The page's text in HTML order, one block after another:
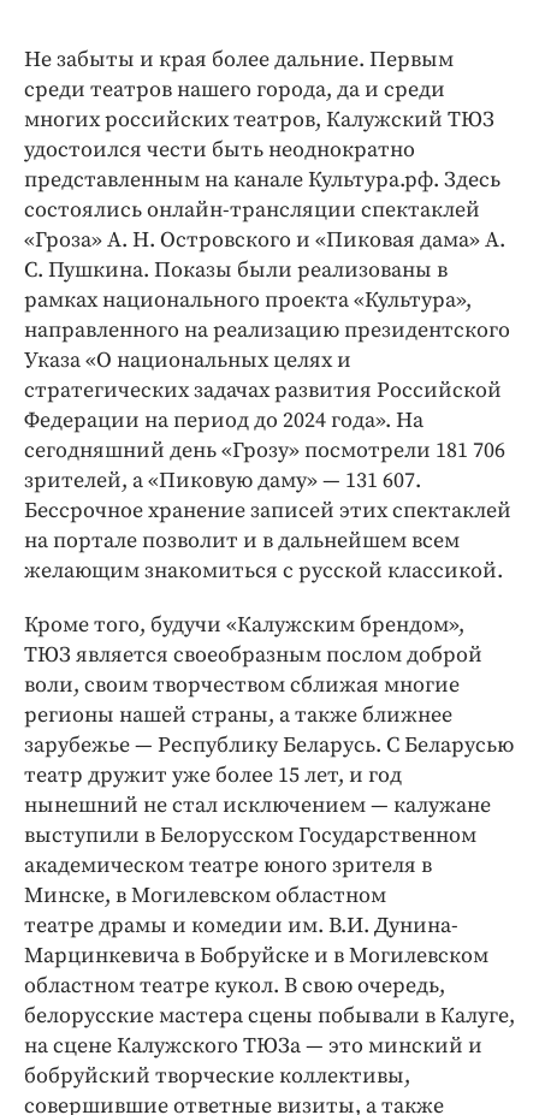
Не забыты и края более дальние. Первым
среди театров нашего города, да и среди
многих российских театров, Калужский ТЮЗ
удостоился чести быть неоднократно
представленным на канале Культура.рф. Здесь
состоялись онлайн-­трансляции спектаклей
«Гроза» А. Н. Островского и «Пиковая дама» А.
С. Пушкина. Показы были реализованы в
рамках национального проекта «Культура»,
направленного на реализацию президентского
Указа «О национальных целях и
стратегических задачах развития Российской
Федерации на период до 2024 года». На
сегодняшний день «Грозу» посмотрели 181 706
зрителей, а «Пиковую даму» — ​131 607.
Бессрочное хранение записей этих спектаклей
на портале позволит и в дальнейшем всем
желающим знакомиться с русской классикой.
Кроме того, будучи «Калужским брендом»,
ТЮЗ является своеобразным послом доброй
воли, своим творчеством сближая многие
регионы нашей страны, а также ближнее
зарубежье — ​Республику Беларусь. С Беларусью
театр дружит уже более 15 лет, и год
нынешний не стал исключением — ​калужане
выступили в Белорусском Государственном
академическом театре юного зрителя в
Минске, в Могилевском областном
театре драмы и комедии им. В.И. Дунина­-
Марцинкевича в Бобруйске и в Могилевском
областном театре кукол. В свою очередь,
белорусские мастера сцены побывали в Калуге,
на сцене Калужского ТЮЗа — ​это минский и
бобруйский творческие коллективы,
совершившие ответные визиты, а также